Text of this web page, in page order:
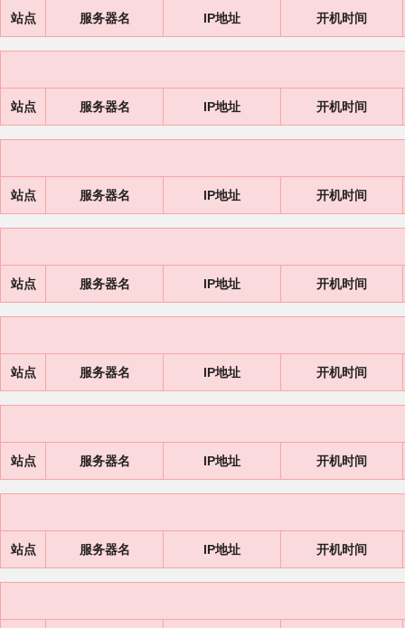
站点 服务器名 IP地址 开机时间
站点 服务器名 IP地址 开机时间
站点 服务器名 IP地址 开机时间
站点 服务器名 IP地址 开机时间
站点 服务器名 IP地址 开机时间
站点 服务器名 IP地址 开机时间
站点 服务器名 IP地址 开机时间